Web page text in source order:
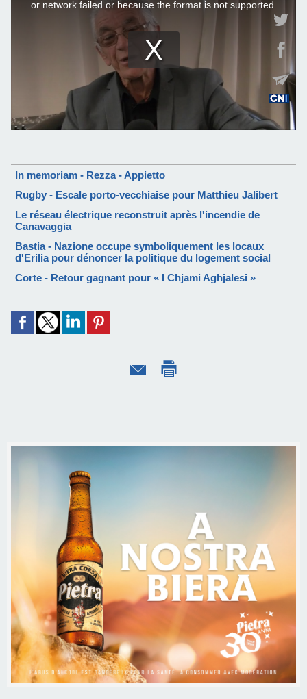
In memoriam - Rezza - Appietto
Rugby - Escale porto-vecchiaise pour Matthieu Jalibert
Le réseau électrique reconstruit après l'incendie de
Canavaggia
Bastia - Nazione occupe symboliquement les locaux
d'Erilia pour dénoncer la politique du logement social
Corte - Retour gagnant pour « I Chjami Aghjalesi »